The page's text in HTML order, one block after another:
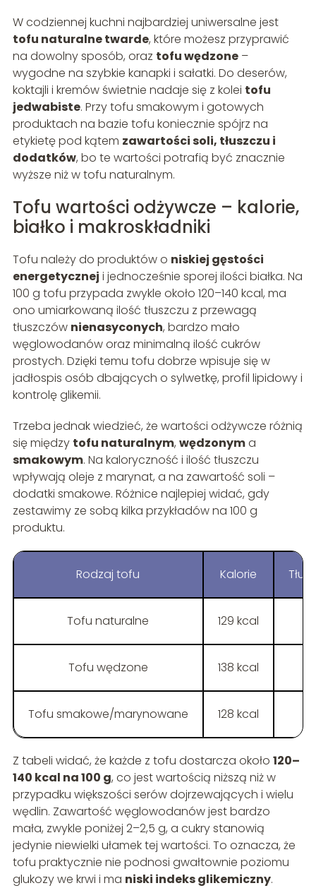
W codziennej kuchni najbardziej uniwersalne jest
tofu naturalne twarde, które możesz przyprawić
na dowolny sposób, oraz tofu wędzone–
wygodne na szybkie kanapki i sałatki. Do deserów,
koktajli i kremów świetnie nadaje się z kolei tofu
jedwabiste. Przy tofu smakowym i gotowych
produktach na bazie tofu koniecznie spójrz na
etykietę pod kątem zawartości soli, tłuszczu i
dodatków, bo te wartości potrafią być znacznie
wyższe niż w tofu naturalnym.
Tofu wartości odżywcze – kalorie,
białko i makroskładniki
Tofu należy do produktów o niskiej gęstości
energetycznej i jednocześnie sporej ilości białka. Na
100 g tofu przypada zwykle około 120–140 kcal, ma
ono umiarkowaną ilość tłuszczu z przewagą
tłuszczów nienasyconych, bardzo mało
węglowodanów oraz minimalną ilość cukrów
prostych. Dzięki temu tofu dobrze wpisuje się w
jadłospis osób dbających o sylwetkę, profil lipidowy i
kontrolę glikemii.
Trzeba jednak wiedzieć, że wartości odżywcze różnią
się między tofu naturalnym, wędzonyma
smakowym. Na kaloryczność i ilość tłuszczu
wpływają oleje z marynat, a na zawartość soli –
dodatki smakowe. Różnice najlepiej widać, gdy
zestawimy ze sobą kilka przykładów na 100 g
produktu.
Rodzaj tofu Kalorie
Tofu naturalne 129 kcal
Tofu wędzone 138 kcal
Tofu smakowe/marynowane 128 kcal
Z tabeli widać, że każde z tofu dostarcza około 120–
140 kcal na 100 g, co jest wartością niższą niż w
przypadku większości serów dojrzewających i wielu
wędlin. Zawartość węglowodanów jest bardzo
mała, zwykle poniżej 2–2,5 g, a cukry stanowią
jedynie niewielki ułamek tej wartości. To oznacza, że
tofu praktycznie nie podnosi gwałtownie poziomu
glukozy we krwi i ma niski indeks glikemiczny.